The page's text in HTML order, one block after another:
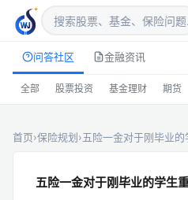
问答社区 金融资讯
全部 股票投资 基金理财 期货
首页›保险规划›五险一金对于刚毕业
五险一金对于刚毕业的学生